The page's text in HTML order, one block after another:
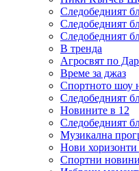
Следобедният
Следобедният
Следобедният
В тренда
Агросвят по
Време за джаз
Спортното шоу
Следобедният
Новините в 12
Следобедният
Музикална
Нови
Спортни новини